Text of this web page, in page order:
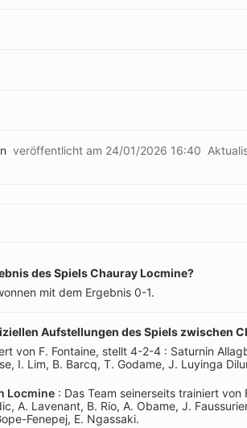
veröffentlicht am 24/01/2026 16:40
des Spiels Chauray Locmine?
mit dem Ergebnis 0-1.
Aufstellungen des Spiels zwischen
von F. Fontaine, stellt 4-2-4 : Saturnin
I. Lim, B. Barcq, T. Godame, J. Luyinga
Locmine : Das Team seinerseits trainiert
A. Lavenant, B. Rio, A. Obame, J.
Fenepej, E. Ngassaki.